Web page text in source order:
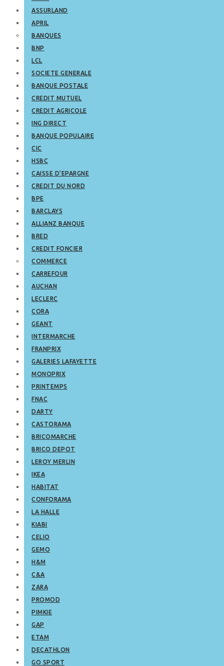
ASSURLAND
APRIL
BANQUES
BNP
LCL
SOCIETE GENERALE
BANQUE POSTALE
CREDIT MUTUEL
CREDIT AGRICOLE
ING DIRECT
BANQUE POPULAIRE
CIC
HSBC
CAISSE D’EPARGNE
CREDIT DU NORD
BPE
BARCLAYS
ALLIANZ BANQUE
BRED
CREDIT FONCIER
COMMERCE
CARREFOUR
AUCHAN
LECLERC
CORA
GEANT
INTERMARCHE
FRANPRIX
GALERIES LAFAYETTE
MONOPRIX
PRINTEMPS
FNAC
DARTY
CASTORAMA
BRICOMARCHE
BRICO DEPOT
LEROY MERLIN
IKEA
HABITAT
CONFORAMA
LA HALLE
KIABI
CELIO
GEMO
H&M
C&A
ZARA
PROMOD
PIMKIE
GAP
ETAM
DECATHLON
GO SPORT